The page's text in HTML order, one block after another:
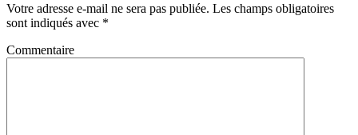
Votre adresse e-mail ne sera pas publiée. Les champs obligatoires
sont indiqués avec *
Commentaire